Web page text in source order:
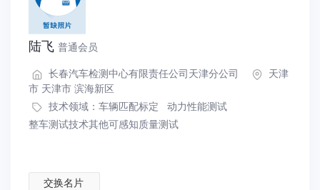
陆飞 普通会员
长春汽车检测中心有限责任公司天津分公司
天津
市 天津市 滨海新区
技术领域： 车辆匹配标定
动力性能测试
整车测试技术其他可感知质量测试
交换名片